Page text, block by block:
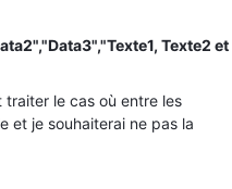
Texte2 et
le cas où entre les
et je souhaiterai ne pas la